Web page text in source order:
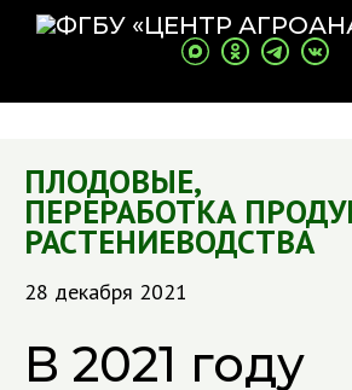
ПЛОДОВЫЕ,
ПЕРЕРАБОТКА
РАСТЕНИЕВОДСТВА
28 декабря 2021
В 2021 году